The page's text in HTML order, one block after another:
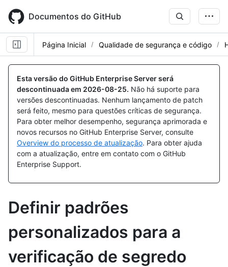
main
content
Documentos do GitHub
Página Inicial Qualidade de segurança e código
Esta versão do GitHub Enterprise Server será
descontinuada em 2026-08-25. Não há suporte para
versões descontinuadas. Nenhum lançamento de patch
será feito, mesmo para questões críticas de segurança.
Para obter melhor desempenho, segurança aprimorada e
novos recursos no GitHub Enterprise Server, consulte
Overview do processo de atualização. Para obter ajuda
com a atualização, entre em contato com o GitHub
Enterprise Support.
Definir padrões
personalizados para a
verificação de segredo